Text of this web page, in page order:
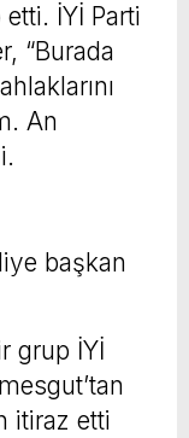
İYİ Parti
“Burada
An
başkan
grup İYİ
itiraz etti